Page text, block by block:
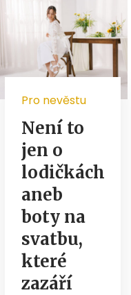
Pro nevěstu
Není to
jen o
lodičkách
aneb
boty na
svatbu,
které
zazáří